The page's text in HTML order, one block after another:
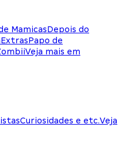
MamicasDepois do
ExtrasPapo de
Veja mais em
Curiosidades e etc.Veja